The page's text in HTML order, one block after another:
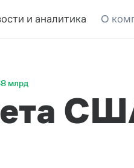
и аналитика О
млрд